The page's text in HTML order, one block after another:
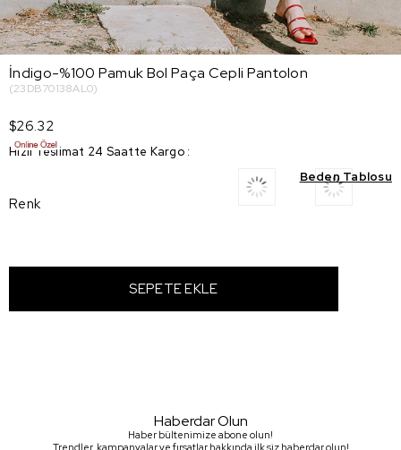
İndigo-%100 Pamuk Bol Paça Cepli Pantolon
(23DB70138AL0)
$26.32
Hızlı Teslimat 24 Saatte Kargo :
Beden Tablosu
Renk
Haberdar Olun
Haber bültenimize abone olun!
Trendler, kampanyalar ve fırsatlar hakkında ilk siz haberdar olun!